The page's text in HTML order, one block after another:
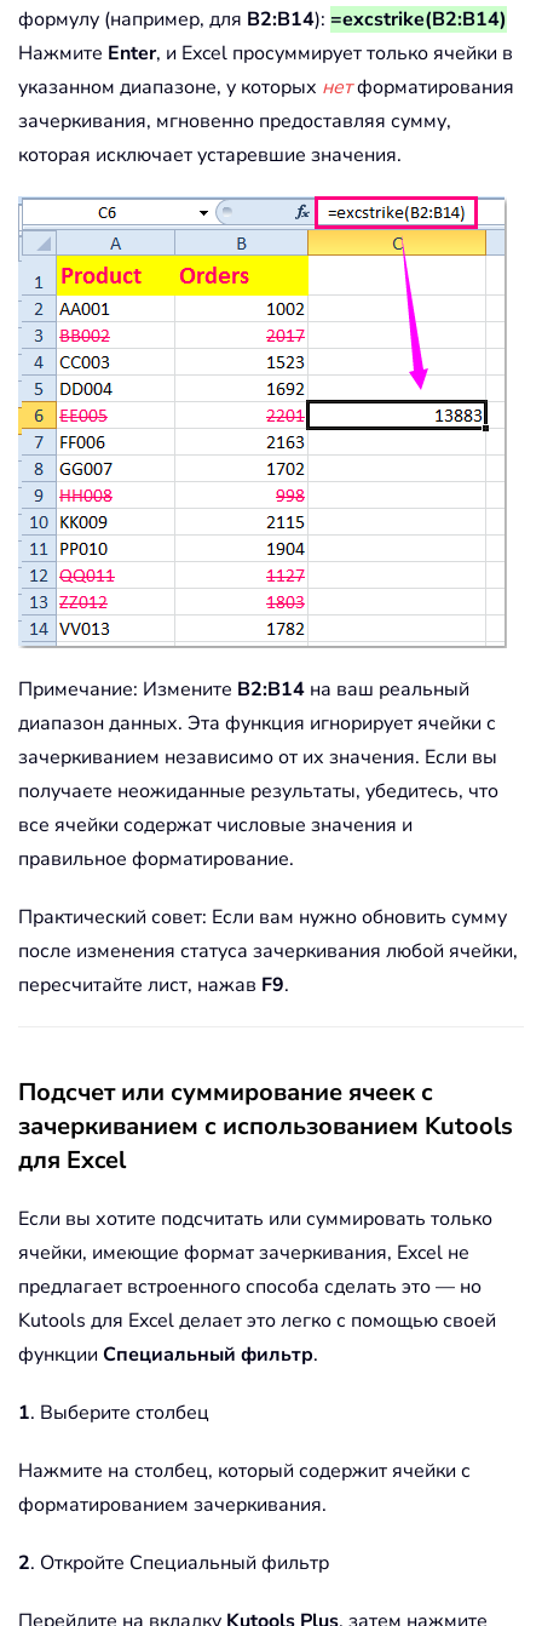
формулу (например, для B2:B14): =excstrike(B2:B14)
Нажмите Enter, и Excel просуммирует только ячейки в
указанном диапазоне, у которых нетформатирования
зачеркивания, мгновенно предоставляя сумму,
которая исключает устаревшие значения.
Примечание: Измените B2:B14 на ваш реальный
диапазон данных. Эта функция игнорирует ячейки с
зачеркиванием независимо от их значения. Если вы
получаете неожиданные результаты, убедитесь, что
все ячейки содержат числовые значения и
правильное форматирование.
Практический совет: Если вам нужно обновить сумму
после изменения статуса зачеркивания любой ячейки,
пересчитайте лист, нажав F9.
Подсчет или суммирование ячеек с
зачеркиванием с использованием Kutools
для Excel
Если вы хотите подсчитать или суммировать только
ячейки, имеющие формат зачеркивания, Excel не
предлагает встроенного способа сделать это — но
Kutools для Excel делает это легко с помощью своей
функции Специальный фильтр.
1. Выберите столбец
Нажмите на столбец, который содержит ячейки с
форматированием зачеркивания.
2. Откройте Специальный фильтр